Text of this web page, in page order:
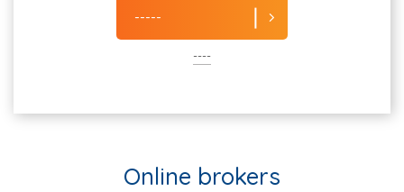
-----
----
Online brokers